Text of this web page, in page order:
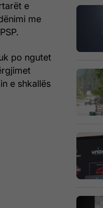
e
me
po ngutet
e shkallës